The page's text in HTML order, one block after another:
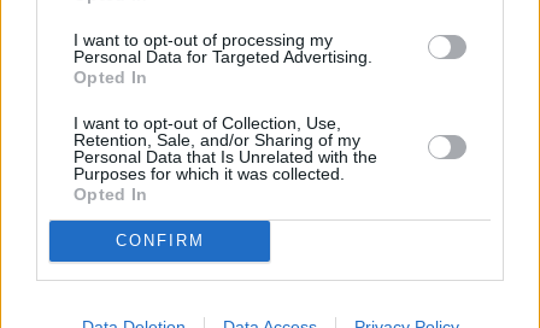
I want to opt-out of processing my
Personal Data for Targeted Advertising.
Opted In
I want to opt-out of Collection, Use,
Retention, Sale, and/or Sharing of my
Personal Data that Is Unrelated with the
Purposes for which it was collected.
Opted In
CONFIRM